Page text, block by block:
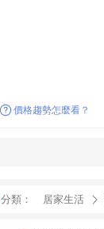
價格趨勢怎麼看？
分類： 居家生活